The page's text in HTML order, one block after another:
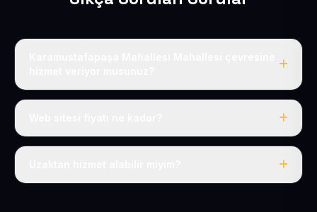
Evet, Karamustafapaşa Mahallesi dahil tüm İncesu ve
Tek fiyat: yılda 50 USD + KDV, her şey dahil.